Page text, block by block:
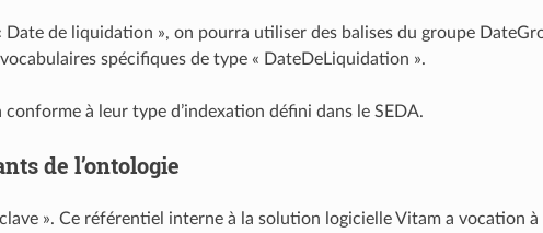
Date de liquidation », on pourra utiliser des balises du groupe
spécifiques de type « DateDeLiquidation ».
conforme à leur type d’indexation défini dans le SEDA.
de l’ontologie
». Ce référentiel interne à la solution logicielle Vitam a vocation à